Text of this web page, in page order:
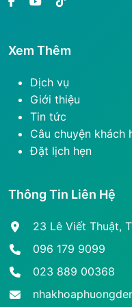
Xem Thêm
Dịch vụ
Giới thiệu
Tin tức
Câu chuyện khách
Đặt lịch hẹn
Thông Tin Liên Hệ
23 Lê Viết Thuật,
096 179 9099
023 889 00368